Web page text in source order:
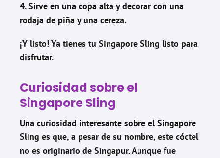
4. Sirve en una copa alta y decorar con una
rodaja de piña y una cereza.
¡Y listo! Ya tienes tu Singapore Sling listo para
disfrutar.
Curiosidad sobre el
Singapore Sling
Una curiosidad interesante sobre el Singapore
Sling es que, a pesar de su nombre, este cóctel
no es originario de Singapur. Aunque fue